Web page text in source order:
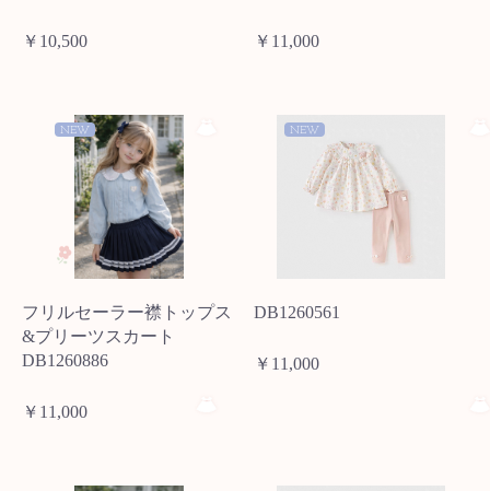
￥10,500 ￥11,000
NEW
フリルセーラー襟トップス
&プリーツスカート
DB1260886
￥11,000
NEW
DB1260561
￥11,000